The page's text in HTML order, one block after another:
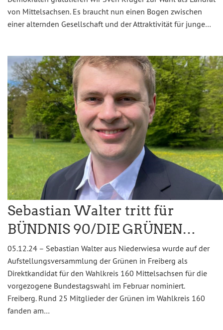
von Mittelsachsen. Es braucht nun einen Bogen zwischen
einer alternden Gesellschaft und der Attraktivität für junge…
Sebastian Walter tritt für
BÜNDNIS 90/DIE GRÜNEN…
05.12.24 – Sebastian Walter aus Niederwiesa wurde auf der
Aufstellungsversammlung der Grünen in Freiberg als
Direktkandidat für den Wahlkreis 160 Mittelsachsen für die
vorgezogene Bundestagswahl im Februar nominiert.
Freiberg. Rund 25 Mitglieder der Grünen im Wahlkreis 160
fanden am…